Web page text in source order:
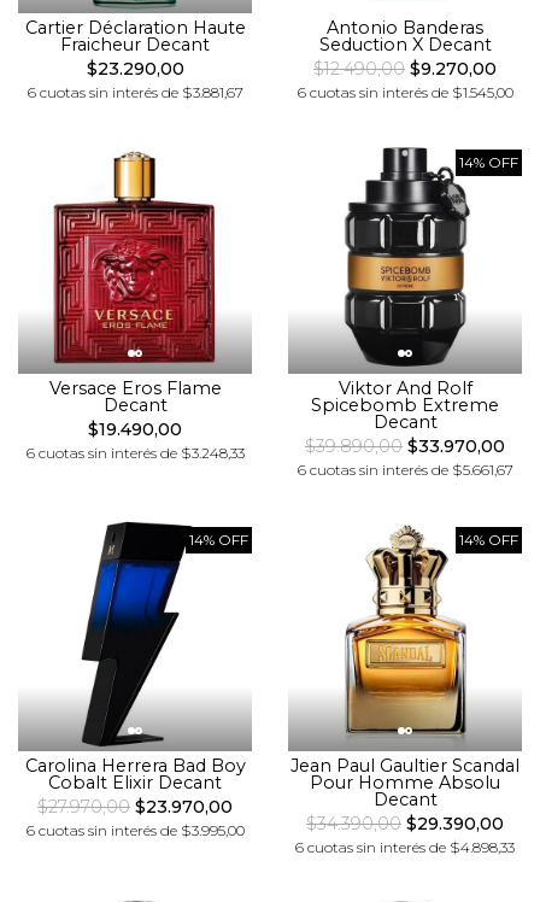
Cartier Déclaration Haute
Fraicheur Decant
$23.290,00
6 cuotas sin interés de $3.881,67
Antonio Banderas
Seduction X Decant
$12.490,00 $9.270,00
6 cuotas sin interés de $1.545,00
Versace Eros Flame
Decant
$19.490,00
6 cuotas sin interés de $3.248,33
14% OFF
Viktor And Rolf
Spicebomb Extreme
Decant
$39.890,00 $33.970,00
6 cuotas sin interés de $5.661,67
14% OFF
Carolina Herrera Bad Boy
Cobalt Elixir Decant
$27.970,00 $23.970,00
6 cuotas sin interés de $3.995,00
14% OFF
Jean Paul Gaultier Scandal
Pour Homme Absolu
Decant
$34.390,00 $29.390,00
6 cuotas sin interés de $4.898,33